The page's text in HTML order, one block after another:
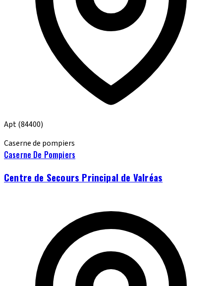
Apt(84400)
Caserne de pompiers
Caserne De Pompiers
Centre de Secours Principal de Valréas